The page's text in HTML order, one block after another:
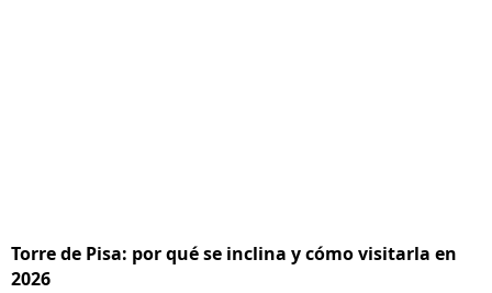
Torre de Pisa: por qué se inclina y cómo visitarla en
2026